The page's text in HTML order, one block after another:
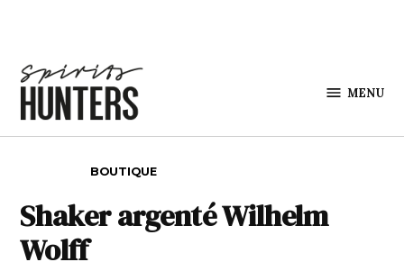
MENU
BOUTIQUE
Shaker argenté Wilhelm
Wolff